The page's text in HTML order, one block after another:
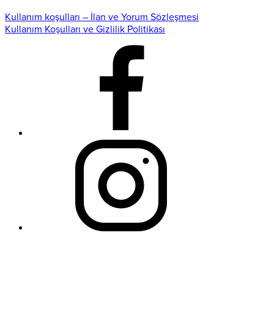
Kullanım koşulları – İlan ve Yorum Sözleşmesi
Kullanım Koşulları ve Gizlilik Politikası